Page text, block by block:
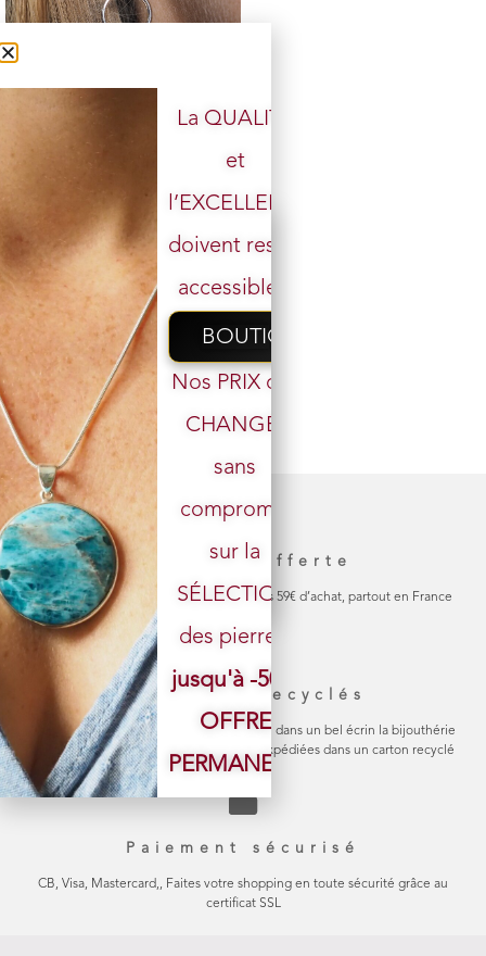
Boucle d’oreille argent 925
€ 21,00
Ajouter au panier
Livraison offerte
La livraison de votre colis est gratuite dès 59€ d’achat, partout en France
Emballage recyclés
Chaque bijou est soigneusement emballé dans un bel écrin la bijouthérie
en carton naturel Les commandes sont expédiées dans un carton recyclé
Paiement sécurisé
CB, Visa, Mastercard,, Faites votre shopping en toute sécurité grâce au
certificat SSL
Votre email
La QUALITÉ
et
l’EXCELLENCE
doivent rester
accessibles.
BOUTIQUE
Nos PRIX ont
CHANGÉ,
sans
compromis
sur la
SÉLECTION
des pierres.
jusqu'à -50%
OFFRE
PERMANENTE